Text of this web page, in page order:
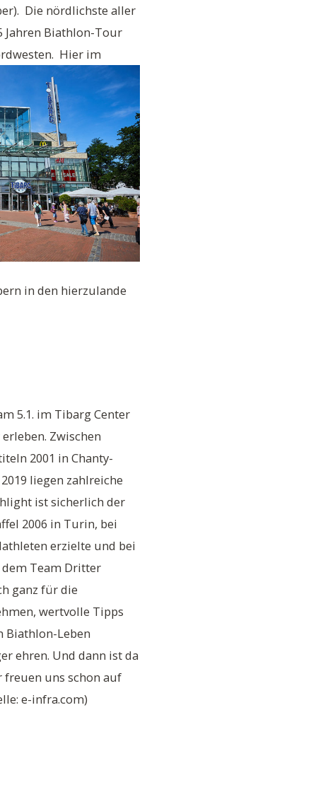
Die nördlichste aller
Jahren Biathlon-Tour
Hier im
in den hierzulande
5.1. im Tibarg Center
Zwischen
2001 in Chanty-
liegen zahlreiche
ist sicherlich der
2006 in Turin, bei
erzielte und bei
dem Team Dritter
ganz für die
wertvolle Tipps
Biathlon-Leben
ehren. Und dann ist da
freuen uns schon auf
e-infra.com)